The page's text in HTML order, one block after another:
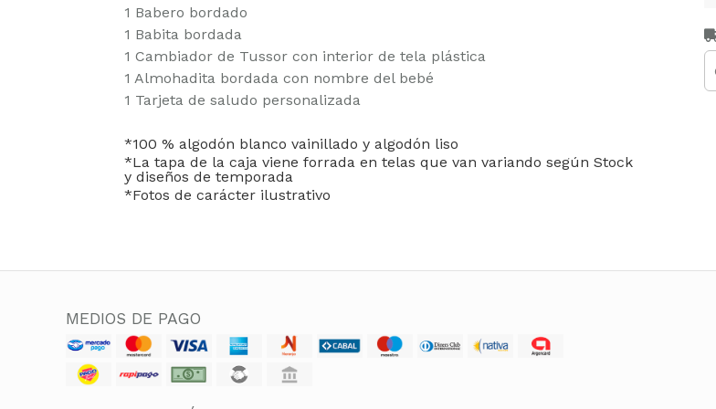
1 Babero bordado
1 Babita bordada
1 Cambiador de Tussor con interior de tela plástica
1 Almohadita bordada con nombre del bebé
1 Tarjeta de saludo personalizada
*100 % algodón blanco vainillado y algodón liso
*La tapa de la caja viene forrada en telas que van variando según Stock
y diseños de temporada
*Fotos de carácter ilustrativo
MEDIOS DE PAGO